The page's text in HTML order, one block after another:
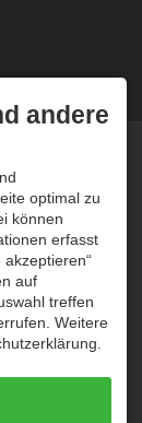
von
unserem
stetig
betreut.
und
andere
optimal zu
können
erfasst
auf
treffen
Weitere